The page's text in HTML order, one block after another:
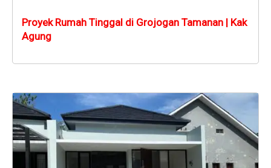
Proyek Rumah Tinggal di Grojogan Tamanan | Kak
Agung